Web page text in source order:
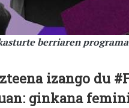
berriaren
izango du
ginkana